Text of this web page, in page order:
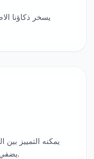
يسخر ذكاؤنا
يمكنه التمييز بين
يضفي الوضوح على نصوصك المكتوبة.